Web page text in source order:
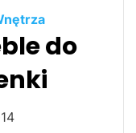
do